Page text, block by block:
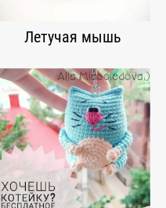
Летучая мышь